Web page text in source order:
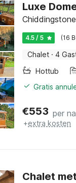
Luxe
4.5 / 5 (16
Chalet · 4
Hottub
Gratis
€553 per
+extra kosten
Chalet